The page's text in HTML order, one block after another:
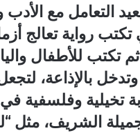
التعامل مع الأدب
رواية تعالج
تكتب للأطفال
بالإذاعة،
تخيلية وفلسفية
الشريف، مثل